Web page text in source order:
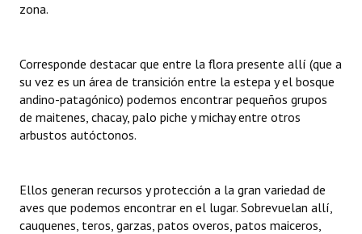
Premio al Mérito - Registro
Audiencias Públicas - Registro
Periodistas Decanos - Registro
Ciudadano Ilustre - Registro
zona.
Corresponde destacar que entre la flora presente allí (que a
su vez es un área de transición entre la estepa y el bosque
andino-patagónico) podemos encontrar pequeños grupos
de maitenes, chacay, palo piche y michay entre otros
arbustos autóctonos.
Ellos generan recursos y protección a la gran variedad de
aves que podemos encontrar en el lugar. Sobrevuelan allí,
cauquenes, teros, garzas, patos overos, patos maiceros,